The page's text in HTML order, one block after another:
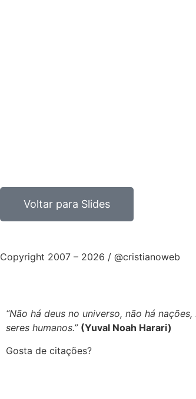
Voltar para Slides
Copyright 2007 – 2026 / @cristianoweb
“Não há deus no universo, não há
seres humanos.” (Yuval Noah Harari)
Gosta de citações?